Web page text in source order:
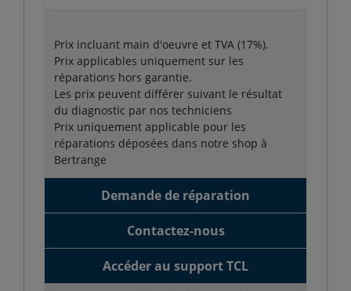
Prix incluant main d'oeuvre et TVA (17%).
Prix applicables uniquement sur les
réparations hors garantie.
Les prix peuvent différer suivant le résultat
du diagnostic par nos techniciens
Prix uniquement applicable pour les
réparations déposées dans notre shop à
Bertrange
Demande de réparation
Contactez-nous
Accéder au support TCL